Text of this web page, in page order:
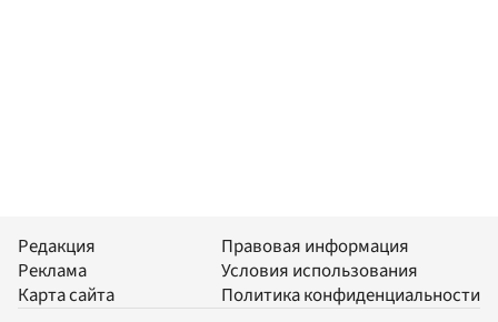
Редакция
Реклама
Карта сайта
Правовая информация
Условия использования
Политика конфиденциальности